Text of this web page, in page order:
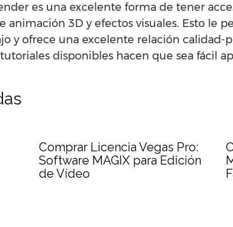
es una excelente forma de tener
animación 3D y efectos visuales. Esto le
y ofrece una excelente relación calidad-
disponibles hacen que sea fácil
Comprar Licencia Vegas Pro:
Software MAGIX para Edición
de Vídeo